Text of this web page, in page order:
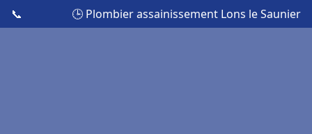
📞 🕒 Plombier assainissement Lons le Saunier